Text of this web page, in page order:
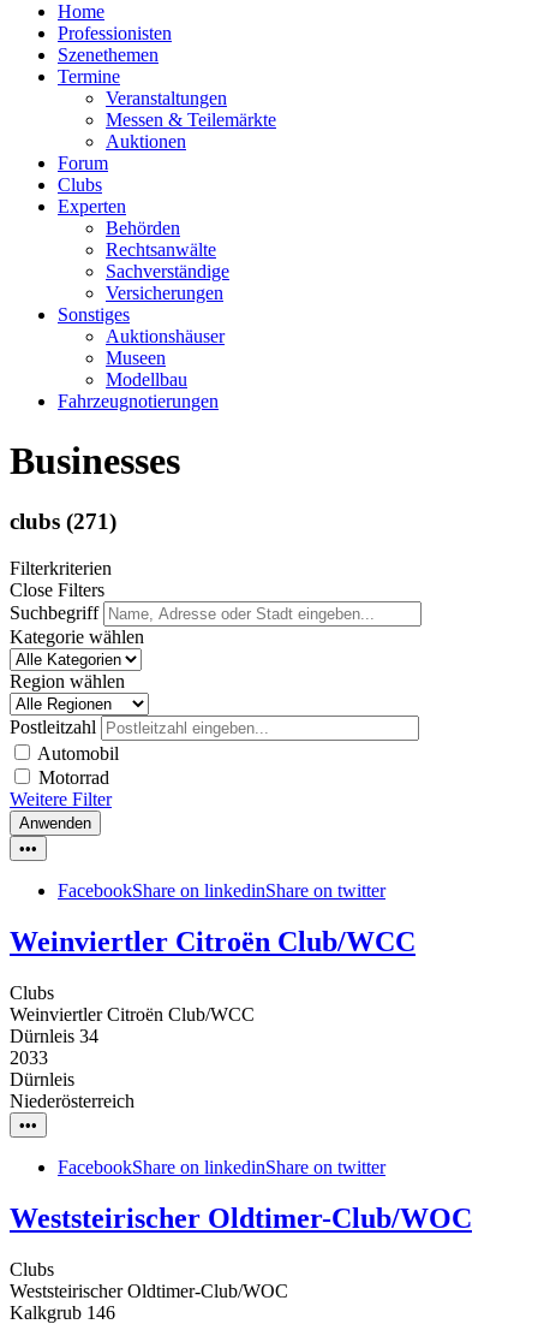
Home
Professionisten
Szenethemen
Termine
Veranstaltungen
Messen & Teilemärkte
Auktionen
Forum
Clubs
Experten
Behörden
Rechtsanwälte
Sachverständige
Versicherungen
Sonstiges
Auktionshäuser
Museen
Modellbau
Fahrzeugnotierungen
Businesses
clubs (271)
Filterkriterien
Close Filters
Suchbegriff
Kategorie wählen
Region wählen
Postleitzahl
Automobil
Motorrad
Weitere Filter
Anwenden
•••
FacebookShare on linkedinShare on twitter
Weinviertler Citroën Club/WCC
Clubs
Weinviertler Citroën Club/WCC
Dürnleis 34
2033
Dürnleis
Niederösterreich
•••
FacebookShare on linkedinShare on twitter
Weststeirischer Oldtimer-Club/WOC
Clubs
Weststeirischer Oldtimer-Club/WOC
Kalkgrub 146